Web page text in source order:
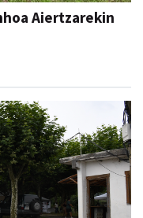
Aiertzarekin